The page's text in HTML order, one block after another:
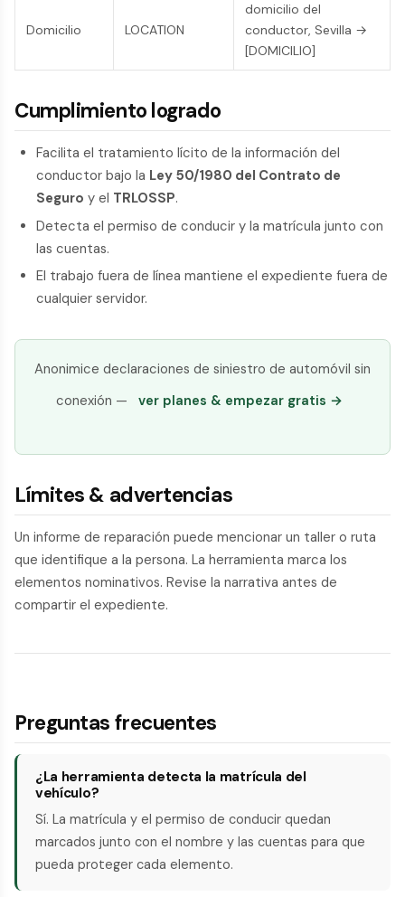
Domicilio LOCATION
domicilio del
conductor, Sevilla →
[DOMICILIO]
Cumplimiento logrado
Facilita el tratamiento lícito de la información del
conductor bajo la Ley 50/1980 del Contrato de
Seguro y el TRLOSSP.
Detecta el permiso de conducir y la matrícula junto con
las cuentas.
El trabajo fuera de línea mantiene el expediente fuera de
cualquier servidor.
Anonimice declaraciones de siniestro de automóvil sin
conexión —
ver planes & empezar gratis →
Límites & advertencias
Un informe de reparación puede mencionar un taller o ruta
que identifique a la persona. La herramienta marca los
elementos nominativos. Revise la narrativa antes de
compartir el expediente.
Preguntas frecuentes
¿La herramienta detecta la matrícula del
vehículo?
Sí. La matrícula y el permiso de conducir quedan
marcados junto con el nombre y las cuentas para que
pueda proteger cada elemento.